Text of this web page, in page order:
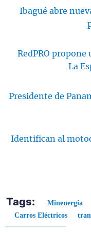
Ibagué abre
RedPRO
La
Presidente de
Identifican al
Tags: Minenergía
Carros Eléctricos